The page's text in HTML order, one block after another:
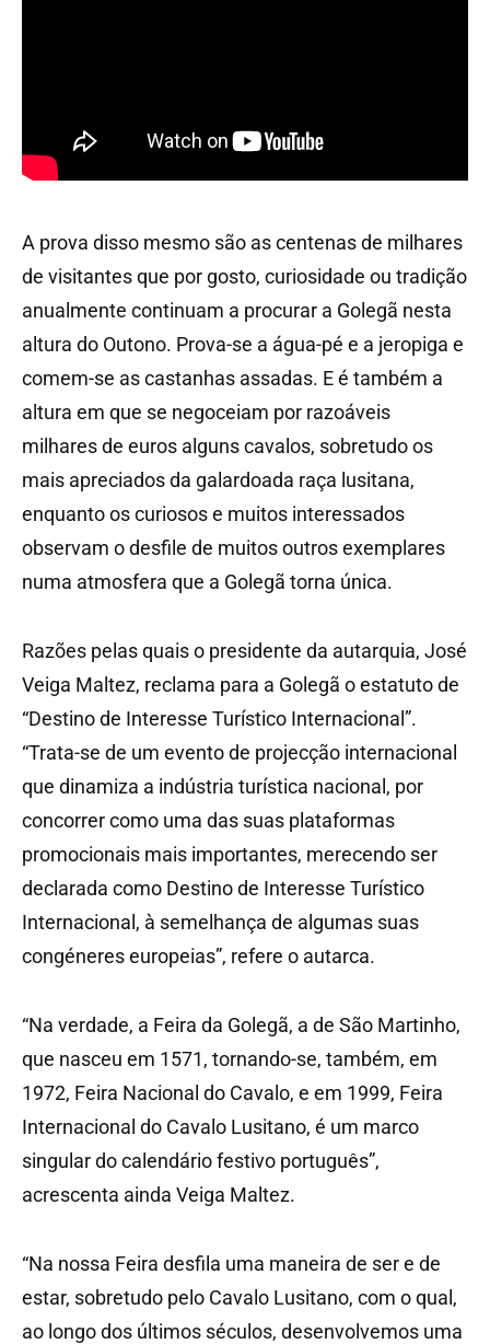
A prova disso mesmo são as centenas de milhares
de visitantes que por gosto, curiosidade ou tradição
anualmente continuam a procurar a Golegã nesta
altura do Outono. Prova-se a água-pé e a jeropiga e
comem-se as castanhas assadas. E é também a
altura em que se negoceiam por razoáveis
milhares de euros alguns cavalos, sobretudo os
mais apreciados da galardoada raça lusitana,
enquanto os curiosos e muitos interessados
observam o desfile de muitos outros exemplares
numa atmosfera que a Golegã torna única.
Razões pelas quais o presidente da autarquia, José
Veiga Maltez, reclama para a Golegã o estatuto de
“Destino de Interesse Turístico Internacional”.
“Trata-se de um evento de projecção internacional
que dinamiza a indústria turística nacional, por
concorrer como uma das suas plataformas
promocionais mais importantes, merecendo ser
declarada como Destino de Interesse Turístico
Internacional, à semelhança de algumas suas
congéneres europeias”, refere o autarca.
“Na verdade, a Feira da Golegã, a de São Martinho,
que nasceu em 1571, tornando-se, também, em
1972, Feira Nacional do Cavalo, e em 1999, Feira
Internacional do Cavalo Lusitano, é um marco
singular do calendário festivo português”,
acrescenta ainda Veiga Maltez.
“Na nossa Feira desfila uma maneira de ser e de
estar, sobretudo pelo Cavalo Lusitano, com o qual,
ao longo dos últimos séculos, desenvolvemos uma